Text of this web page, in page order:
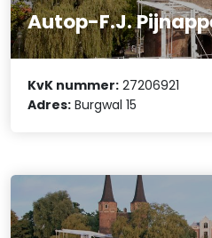
Autop-F.J.
KvK nummer: 27206921
Adres: Burgwal 15